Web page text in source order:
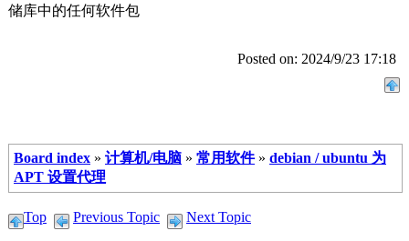
储库中的任何软件包
Posted on: 2024/9/23 17:18
Board index » 计算机/电脑 » 常用软件 » debian / ubuntu 为
APT 设置代理
Top Previous Topic Next Topic